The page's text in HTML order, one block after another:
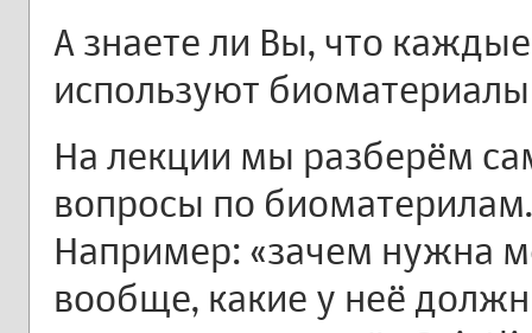
А знаете ли Вы, что
используют
На лекции мы разберём
вопросы по биоматерилам.
Например: «зачем нужна
вообще, какие у неё